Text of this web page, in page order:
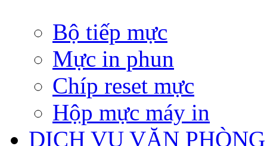
Bộ tiếp mực
Mực in phun
Chíp reset mực
Hộp mực máy in
DỊCH VỤ VĂN PHÒNG